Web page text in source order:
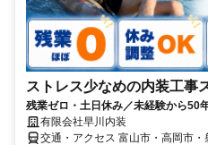
ストレス少なめの内装工事
残業ゼロ・土日休み／未経験から50
有限会社早川内装
交通・アクセス 富山市・高岡市・